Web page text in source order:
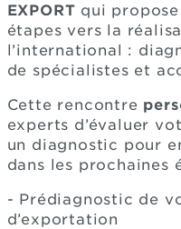
EXPORT qui
étapes vers la
l’international :
de spécialistes et
Cette rencontre
experts d’évaluer
un diagnostic pour
dans les prochaines
- Prédiagnostic de
d’exportation